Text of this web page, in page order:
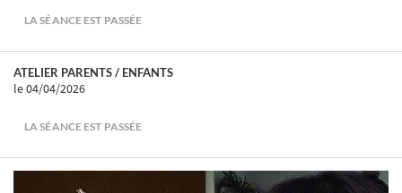
LA SÉANCE EST PASSÉE
ATELIER PARENTS / ENFANTS
le 04/04/2026
LA SÉANCE EST PASSÉE